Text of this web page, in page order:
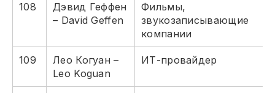
108
Дэвид Геффен
– David Geffen
Фильмы,
звукозаписывающие
компании
109
Лео Когуан –
Leo Koguan
ИТ-провайдер